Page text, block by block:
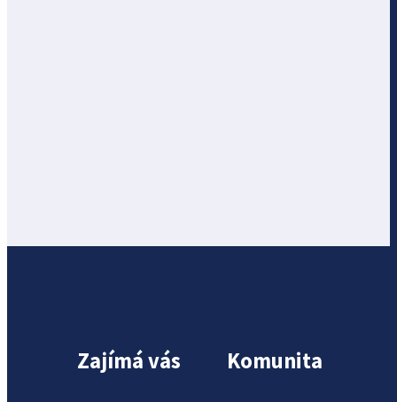
Zajímá vás Komunita